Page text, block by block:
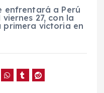
enfrentará a Perú
27, con la
primera victoria en